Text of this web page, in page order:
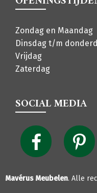
Zondag en Maandag
Dinsdag t/m
Vrijdag
Zaterdag
SOCIAL MEDIA
Mavérus Meubelen. Alle